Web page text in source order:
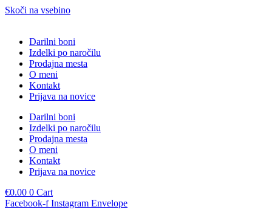
Skoči na vsebino
Darilni boni
Izdelki po naročilu
Prodajna mesta
O meni
Kontakt
Prijava na novice
Darilni boni
Izdelki po naročilu
Prodajna mesta
O meni
Kontakt
Prijava na novice
€0.00 0 Cart
Facebook-f Instagram Envelope